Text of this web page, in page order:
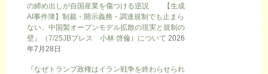
の締め出しが自国産業を傷つける逆説 【生成
AI事件簿】制裁・開示義務・調達規制でも止まら
ない、中国製オープンモデル拡散の現実と規制の
壁』（7/25JBプレス 小林 啓倫）について 2026
年7月28日
『なぜトランプ政権はイラン戦争を終わらせられ